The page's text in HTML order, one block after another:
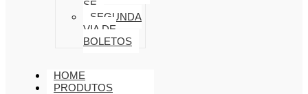
SE
SEGUNDA
VIA DE
BOLETOS
HOME
PRODUTOS